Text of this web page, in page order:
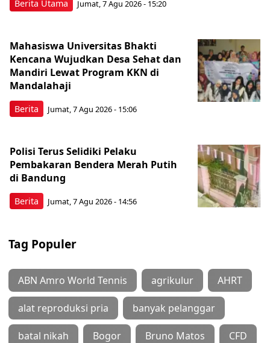
Berita Utama Jumat, 7 Agu 2026 - 15:20
Berita
Mahasiswa Universitas Bhakti
Kencana Wujudkan Desa Sehat dan
Mandiri Lewat Program KKN di
Mandalahaji
Jumat, 7 Agu 2026 - 15:06
Berita
Polisi Terus Selidiki Pelaku
Pembakaran Bendera Merah Putih
di Bandung
Jumat, 7 Agu 2026 - 14:56
Tag Populer
ABN Amro World Tennis agrikulur AHRT
alat reproduksi pria banyak pelanggar
batal nikah Bogor Bruno Matos CFD